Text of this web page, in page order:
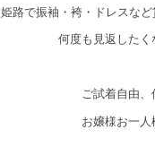
姫路で振袖・袴・ドレスな
何度も見返した
ご試着自由、
お嬢様お一